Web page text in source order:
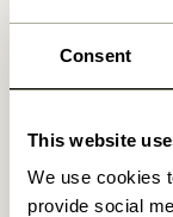
Consent
This website
We use cookies
provide social
Ähnliche